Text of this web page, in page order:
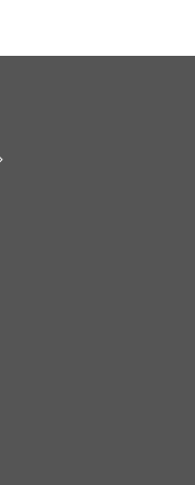
加する
ついて